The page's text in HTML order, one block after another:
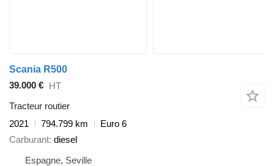
Scania R500
39.000 € HT
Tracteur routier
2021
794.799 km
Euro 6
Carburant diesel
Espagne, Seville